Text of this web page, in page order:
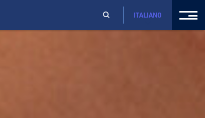
ITALIANO